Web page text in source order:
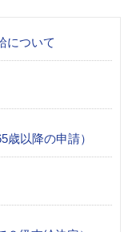
について
以降の申請）